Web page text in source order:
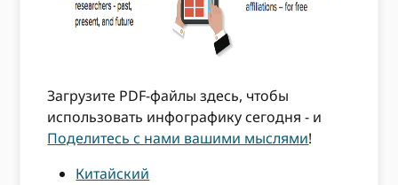
Загрузите PDF-файлы здесь, чтобы
использовать инфографику сегодня - и
Поделитесь с нами вашими мыслями!
Китайский